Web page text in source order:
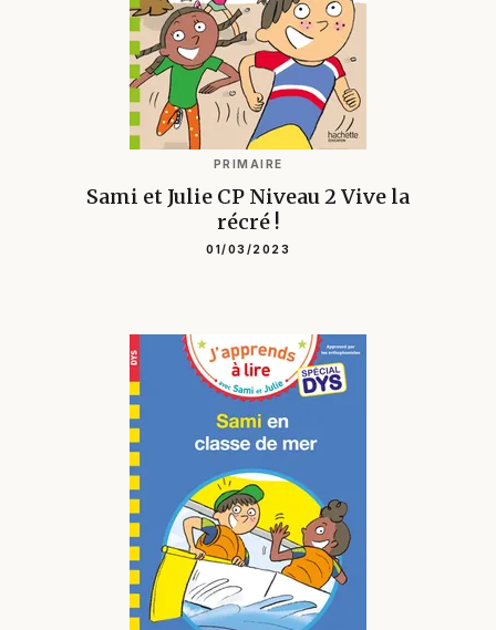
PRIMAIRE
Sami et Julie CP Niveau 2 Vive la
récré !
01/03/2023